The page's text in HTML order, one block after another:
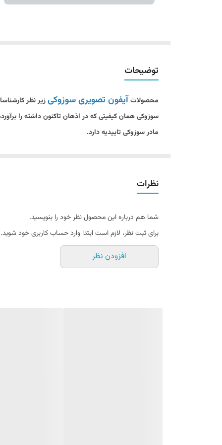
توضیحات
محصولاتآیفون تصویری سوزوکیزیر نظر
سوزوکی همان کیفیتی که در اذهان تاکنون داشته را
مادر سوزوکی تاییدیه دارد.
سوزوکی دقیقا متوجه شد برای اینکه بتواند فروش خوبی را
رایگان در هر نقطه از ایران بیش از هر شرکت دیگری به
قیمت رقابتی
در کمال تعجب قیمت محصولات سوزوکی با رقیبان
نظرات
شما هم درباره این محصول نظر خود را بنویسید.
برای ثبت نظر، لازم است ابتدا وارد حساب کاربری خود شوید.
افزودن نظر